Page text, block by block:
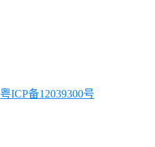
粤ICP备12039300号